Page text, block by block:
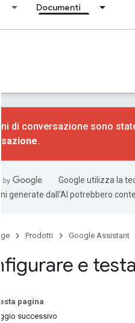
Documenti
di conversazione sono
.
Google utilizza la
generate dall'AI potrebbero
Prodotti Google Assistant
e
pagina
successivo